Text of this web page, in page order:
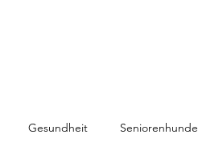
Gesundheit Seniorenhunde